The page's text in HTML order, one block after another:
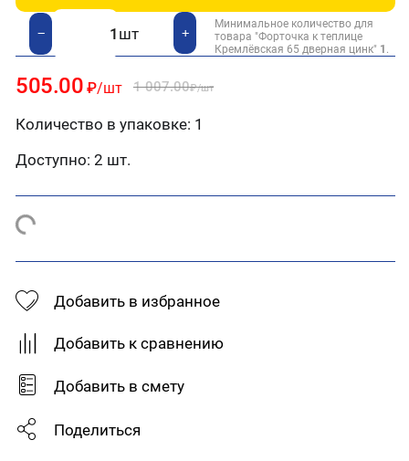
+
шт
−
Минимальное количество для
товара "Форточка к теплице
Кремлёвская 65 дверная цинк" 1 .
505.00 ₽/шт 1 007.00₽/шт
Количество в упаковке: 1
Доступно: 2 шт.
Добавить в избранное
Добавить к сравнению
Добавить в смету
Поделиться